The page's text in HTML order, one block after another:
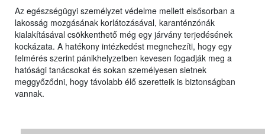
Az egészségügyi személyzet védelme mellett elsősorban a
lakosság mozgásának korlátozásával, karanténzónák
kialakításával csökkenthető még egy járvány terjedésének
kockázata. A hatékony intézkedést megnehezíti, hogy egy
felmérés szerint pánikhelyzetben kevesen fogadják meg a
hatósági tanácsokat és sokan személyesen sietnek
meggyőződni, hogy távolabb élő szeretteik is biztonságban
vannak.